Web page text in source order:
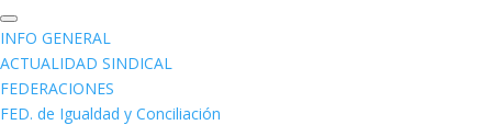
INFO GENERAL
ACTUALIDAD SINDICAL
FEDERACIONES
FED. de Igualdad y Conciliación